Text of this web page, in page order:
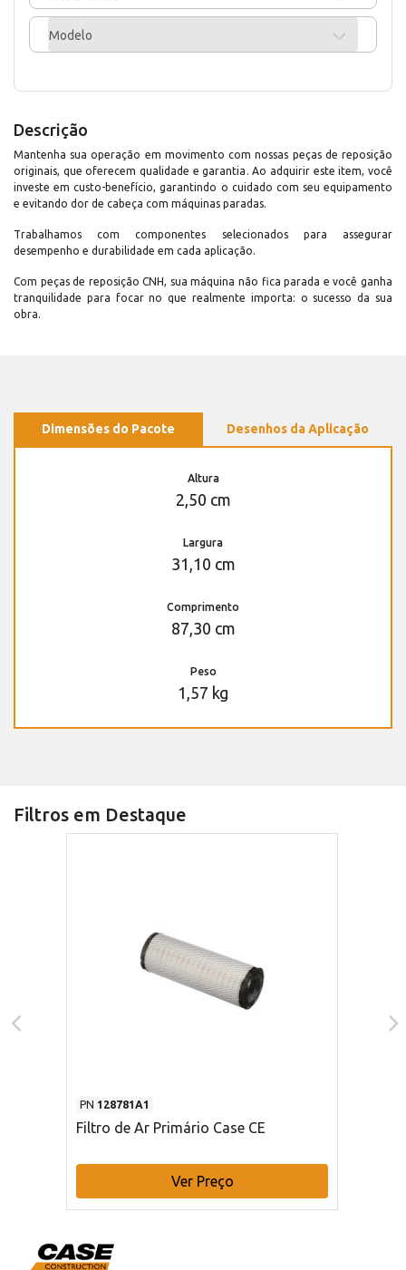
Modelo
Descrição
Mantenha sua operação em movimento com nossas peças de reposição
originais, que oferecem qualidade e garantia. Ao adquirir este item, você
investe em custo-benefício, garantindo o cuidado com seu equipamento
e evitando dor de cabeça com máquinas paradas.
Trabalhamos com componentes selecionados para assegurar
desempenho e durabilidade em cada aplicação.
Com peças de reposição CNH, sua máquina não fica parada e você ganha
tranquilidade para focar no que realmente importa: o sucesso da sua
obra.
Dimensões do Pacote Desenhos da Aplicação
Altura
2,50 cm
Largura
31,10 cm
Comprimento
87,30 cm
Peso
1,57 kg
Filtros em Destaque
PN 128781A1
Filtro de Ar Primário Case CE
Ver Preço